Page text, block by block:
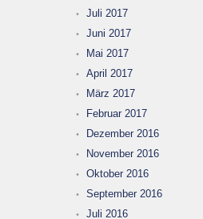
Juli 2017
Juni 2017
Mai 2017
April 2017
März 2017
Februar 2017
Dezember 2016
November 2016
Oktober 2016
September 2016
Juli 2016